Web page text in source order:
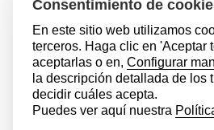
la olla evita deslizamientos
accidentales, reduciendo el
peligrosos.
Fácil Instalación:El montaje
permitiéndote renovar tu
minutos sin necesidad
profesionales.